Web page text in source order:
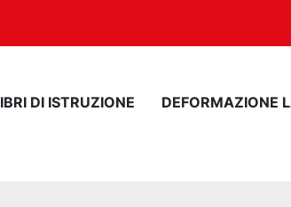
LIBRI DI ISTRUZIONE DEFORMAZIONE